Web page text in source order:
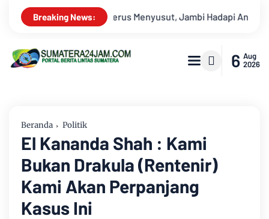
Breaking News:
Krisis Air Bersih dan Karhutla Kekeruhan Sungai
6 Aug
2026
Beranda Politik
El Kananda Shah : Kami
Bukan Drakula (Rentenir)
Kami Akan Perpanjang
Kasus Ini